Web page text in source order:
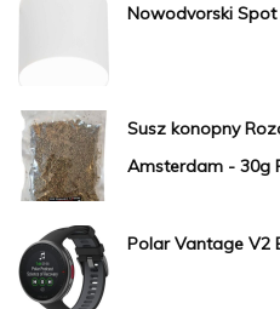
Nowodvorski Spot
Susz konopny
Amsterdam - 30g
Polar Vantage V2